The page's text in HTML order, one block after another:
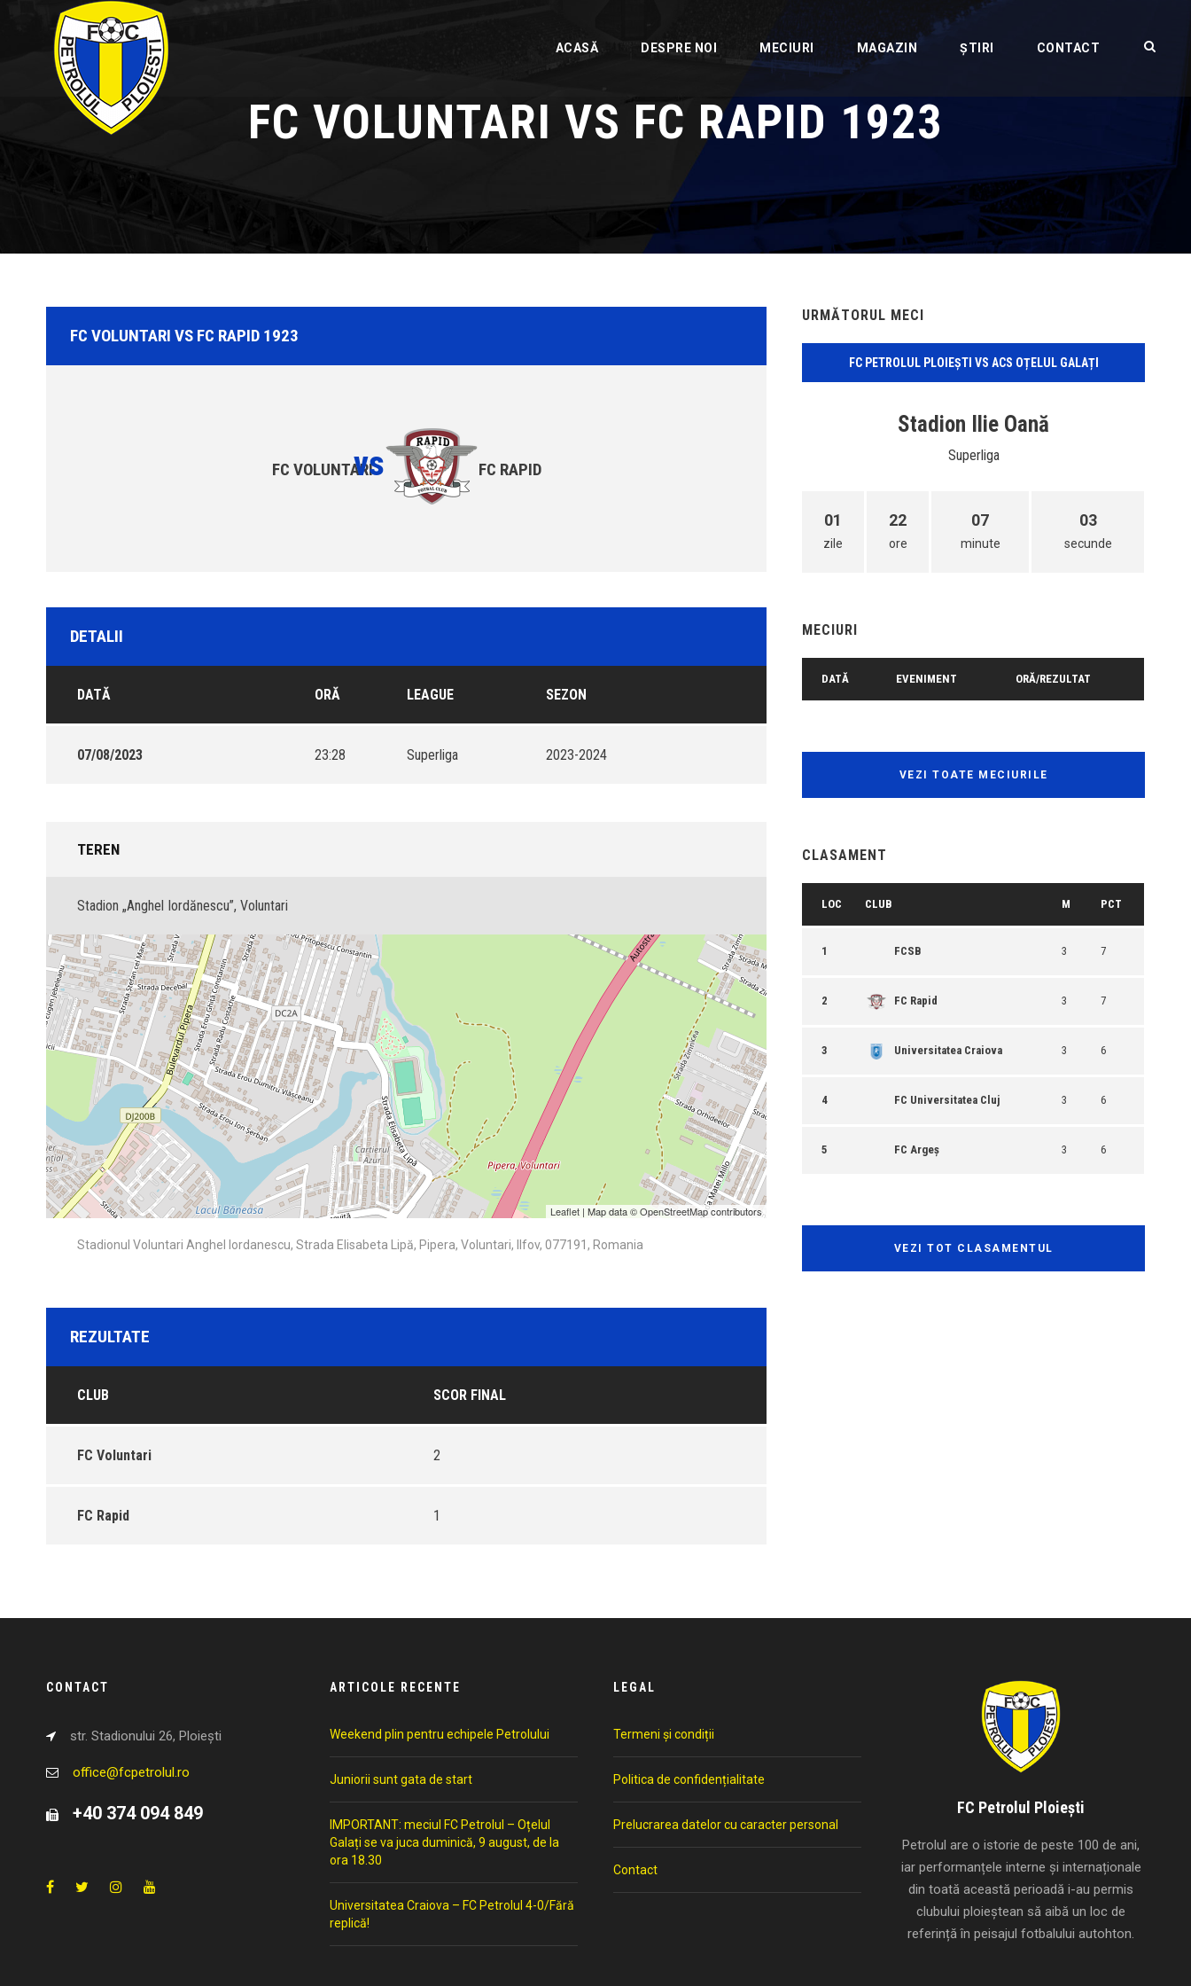
ACASĂ DESPRE NOI MECIURI MAGAZIN ȘTIRI CONTACT
FC VOLUNTARI VS FC RAPID 1923
FC VOLUNTARI VS FC RAPID 1923
FC VOLUNTARI
vs FC RAPID
DETALII
DATĂ ORĂ LEAGUE SEZON
07/08/2023 23:28 Superliga 2023-2024
TEREN
Stadion „Anghel Iordănescu”, Voluntari
Leaflet | Map data ©OpenStreetMapcontributors
Stadionul Voluntari Anghel Iordanescu, Strada Elisabeta Lipă, Pipera, Voluntari, Ilfov, 077191, Romania
REZULTATE
CLUB SCOR FINAL
FC Voluntari 2
FC Rapid 1
URMĂTORUL MECI
FC PETROLUL PLOIEȘTI VS ACS OȚELUL GALAȚI
Stadion Ilie Oană
Superliga
01
zile
22
ore
07
minute
03
secunde
MECIURI
DATĂ EVENIMENT ORĂ/REZULTAT
VEZI TOATE MECIURILE
CLASAMENT
LOC CLUB M PCT
1 FCSB 3 7
2 FC Rapid 3 7
3 Universitatea Craiova 3 6
4 FC Universitatea Cluj 3 6
5 FC Argeș 3 6
VEZI TOT CLASAMENTUL
CONTACT
str. Stadionului 26, Ploiești
office@fcpetrolul.ro
+40 374 094 849
ARTICOLE RECENTE
Weekend plin pentru echipele Petrolului
Juniorii sunt gata de start
IMPORTANT: meciul FC Petrolul – Oțelul
Galați se va juca duminică, 9 august, de la
ora 18.30
Universitatea Craiova – FC Petrolul 4-0/Fără
replică!
LEGAL
Termeni și condiții
Politica de confidențialitate
Prelucrarea datelor cu caracter personal
Contact
FC Petrolul Ploiești
Petrolul are o istorie de peste 100 de ani,
iar performanțele interne și internaționale
din toată această perioadă i-au permis
clubului ploieștean să aibă un loc de
referință în peisajul fotbalului autohton.